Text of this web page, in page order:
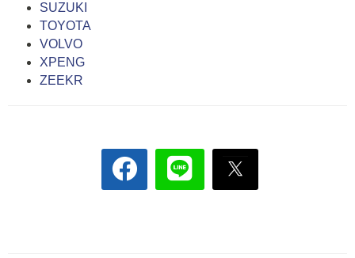
SUZUKI
TOYOTA
VOLVO
XPENG
ZEEKR